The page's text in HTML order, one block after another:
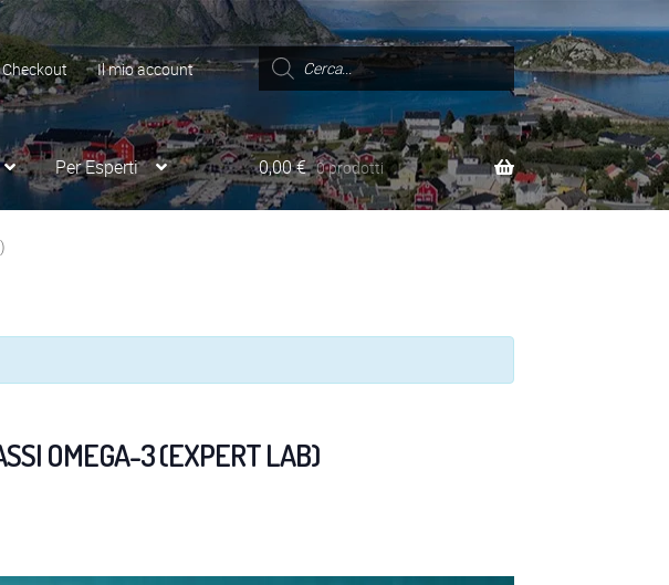
Checkout Il mio account
Ricerca
prodotti
Per Esperti 0,00€ 0 prodotti
OMEGA-3 (EXPERT LAB)